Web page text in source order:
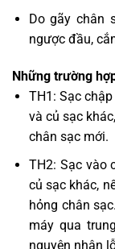
Do gãy chân
ngược đầu,
Những trường
TH1: Sạc
và củ sạc
chân sạc mới.
TH2: Sạc vào
củ sạc khác,
hỏng chân
máy qua
nguyên nhân